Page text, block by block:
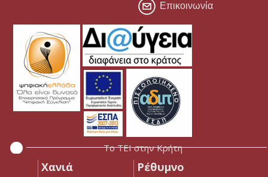
Επικοινωνία
Το ΤΕΙ στην Κρήτη
Χανιά Ρέθυμνο